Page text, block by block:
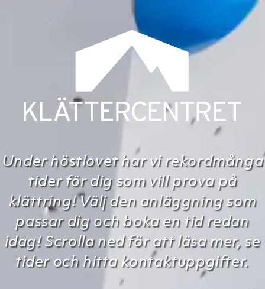
Under höstlovet har vi rekordmånga
tider för dig som vill prova på
klättring! Välj den anläggning som
passar dig och boka en tid redan
idag! Scrolla ned för att läsa mer, se
tider och hitta kontaktuppgifter.